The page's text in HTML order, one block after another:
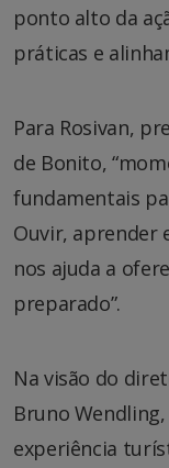
ponto alto da
práticas e
Para Rosivan,
de Bonito,
fundamentais
Ouvir, aprender
nos ajuda a
preparado”.
Na visão do
Bruno
experiência